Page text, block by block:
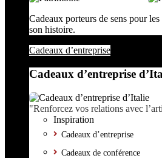
Cadeaux porteurs de sens pour
son histoire.
Cadeaux d’entreprise
Cadeaux d’entreprise
"Renforcez vos relations avec
Inspiration
Cadeaux d’entreprise
Cadeaux de conférence